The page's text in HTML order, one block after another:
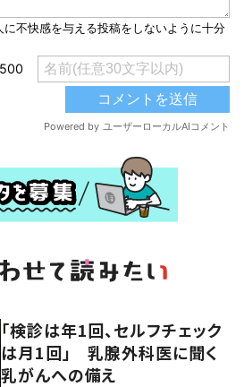
「検診は年1回、セルフチェック
は月1回」 乳腺外科医に聞く
乳がんへの備え